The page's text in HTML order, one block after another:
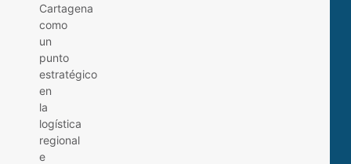
Cartagena
como
un
punto
estratégico
en
la
logística
regional
e